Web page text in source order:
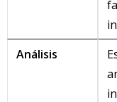
Análisis